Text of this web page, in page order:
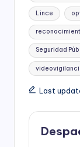
Lince
Seguridad
Last